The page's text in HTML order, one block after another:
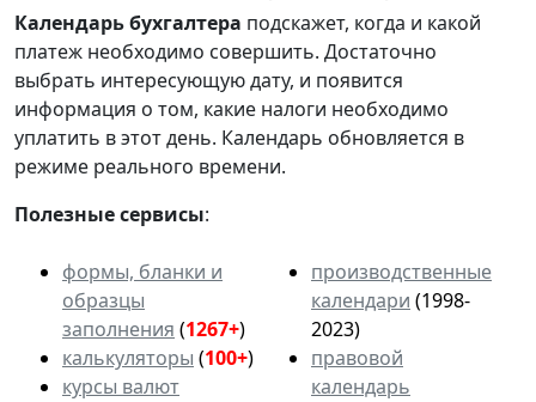
Календарьбухгалтера подскажет, когда и какой
платеж необходимо совершить. Достаточно
выбрать интересующую дату, и появится
информация о том, какие налоги необходимо
уплатить в этот день. Календарь обновляется в
режиме реального времени.
Полезные сервисы:
формы, бланки и
образцы
заполнения (1267+)
калькуляторы (100+)
курсы валют
производственные
календари (1998-
2023)
правовой
календарь